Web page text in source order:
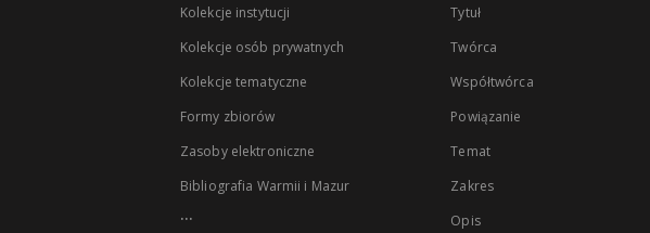
Kolekcje instytucji
Kolekcje osób prywatnych
Kolekcje tematyczne
Formy zbiorów
Zasoby elektroniczne
Bibliografia Warmii i Mazur
...
Tytuł
Twórca
Współtwórca
Powiązanie
Temat
Zakres
Opis